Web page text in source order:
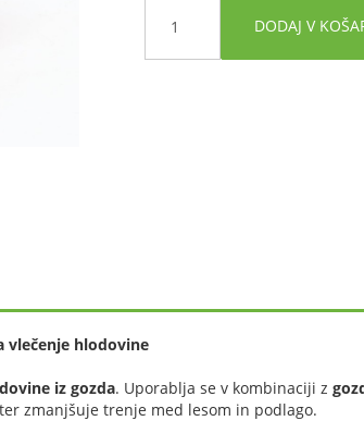
DODAJ V
vlečenje hlodovine
iz gozda. Uporablja se v kombinaciji z
zmanjšuje trenje med lesom in podlago.